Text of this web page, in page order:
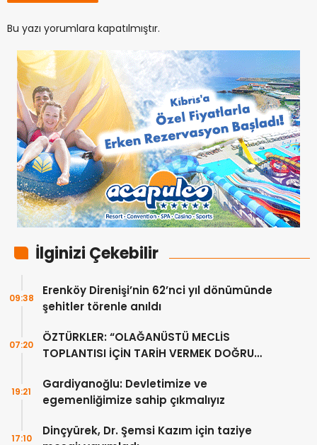
Bu yazı yorumlara kapatılmıştır.
İlginizi Çekebilir
Erenköy Direnişi’nin 62’nci yıl dönümünde
şehitler törenle anıldı
09:38
ÖZTÜRKLER: “OLAĞANÜSTÜ MECLİS
TOPLANTISI İÇİN TARİH VERMEK DOĞRU
07:20
Gardiyanoğlu: Devletimize ve
egemenliğimize sahip çıkmalıyız
19:21
Dinçyürek, Dr. Şemsi Kazım için taziye
17:10